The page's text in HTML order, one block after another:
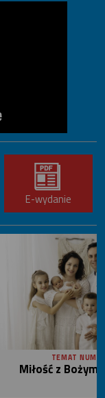
E-wydanie
TEMAT
Miłość z